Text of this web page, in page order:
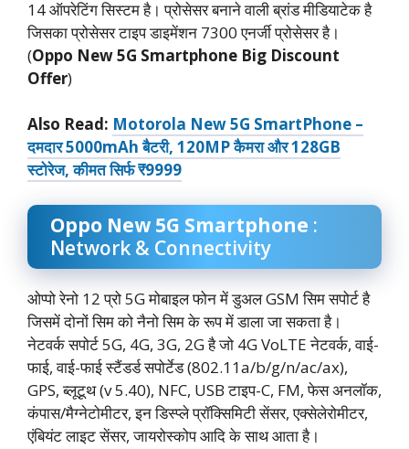
14 ऑपरेटिंग सिस्टम है। प्रोसेसर बनाने वाली ब्रांड मीडियाटेक है
जिसका प्रोसेसर टाइप डाइमेंशन 7300 एनर्जी प्रोसेसर है।
(Oppo New 5G Smartphone Big Discount
Offer)
Also Read: Motorola New 5G SmartPhone –
दमदार 5000mAh बैटरी, 120MP कैमरा और 128GB
स्टोरेज, कीमत सिर्फ ₹9999
Oppo New 5G Smartphone :
Network & Connectivity
ओप्पो रेनो 12 प्रो 5G मोबाइल फोन में डुअल GSM सिम सपोर्ट है
जिसमें दोनों सिम को नैनो सिम के रूप में डाला जा सकता है।
नेटवर्क सपोर्ट 5G, 4G, 3G, 2G है जो 4G VoLTE नेटवर्क, वाई-
फाई, वाई-फाई स्टैंडर्ड सपोर्टेड (802.11a/b/g/n/ac/ax),
GPS, ब्लूटूथ (v 5.40), NFC, USB टाइप-C, FM, फेस अनलॉक,
कंपास/मैग्नेटोमीटर, इन डिस्प्ले प्रॉक्सिमिटी सेंसर, एक्सेलेरोमीटर,
एंबियंट लाइट सेंसर, जायरोस्कोप आदि के साथ आता है।